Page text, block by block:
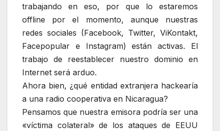
trabajando en eso, por que lo estaremos
offline por el momento, aunque nuestras
redes sociales (Facebook, Twitter, ViKontakt,
Facepopular e Instagram) están activas. El
trabajo de reestablecer nuestro dominio en
Internet será arduo.
Ahora bien, ¿qué entidad extranjera hackearía
a una radio cooperativa en Nicaragua?
Pensamos que nuestra emisora podría ser una
«víctima colateral» de los ataques de EEUU